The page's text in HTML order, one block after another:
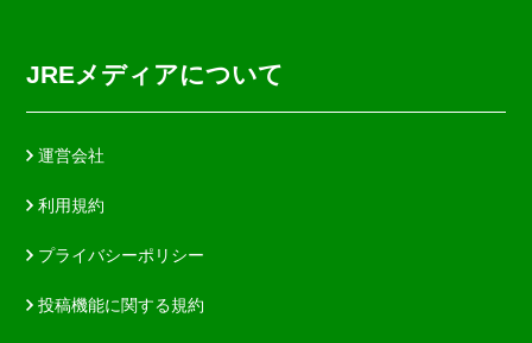
JREメディアについて
運営会社
利用規約
プライバシーポリシー
投稿機能に関する規約